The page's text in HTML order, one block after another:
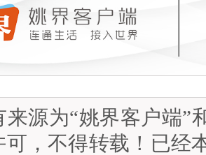
来源为“姚界客户端”
可，不得转载！已经